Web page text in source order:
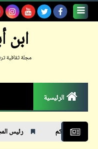
مجلة ثقافية
الرئيسية
رئيس المجلس